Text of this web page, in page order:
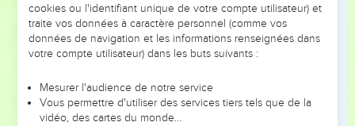
Enfants, obéissez en tout à vos parents, car cela est
agréable au Seigneur.
Pères, n'exaspérez pas vos enfants, de peur qu'ils ne se
Esclaves, obéissez en tout à vos maîtres terrestres, et pas
seulement sous leurs yeux, comme le feraient des êtres
cookies ou l'identifiant unique de votre compte utilisateur) et
traite vos données à caractère personnel (comme vos
données de navigation et les informations renseignées dans
votre compte utilisateur) dans les buts suivants :
Mesurer l'audience de notre service
Vous permettre d'utiliser des services tiers tels que de la
vidéo, des cartes du monde…